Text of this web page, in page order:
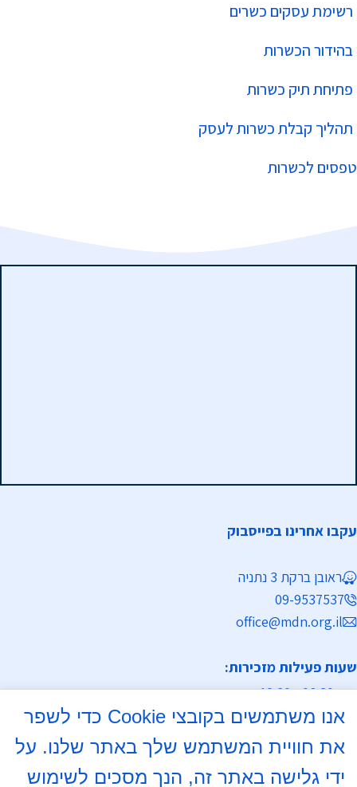
רשימת עסקים כשרים
בהידור הכשרות
פתיחת תיק כשרות
תהליך קבלת כשרות לעסק
טפסים לכשרות
עקבו אחרינו בפייסבוק
ראובן ברקת 3 נתניה
09-9537537
office@mdn.org.il
שעות פעילות מזכירות:
א-ה 08:30 - 12:30
א, ד 16:00- 18:00
אנו משתמשים בקובצי Cookie כדי לשפר
את חוויית המשתמש שלך באתר שלנו. על
ידי גלישה באתר זה, הנך מסכים לשימוש